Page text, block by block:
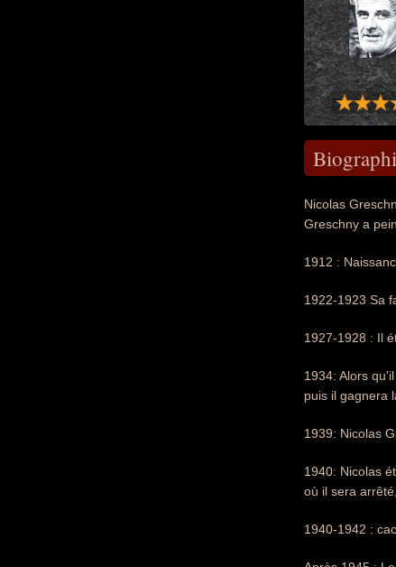
Nicolas
Greschny a
1912 :
1922-1923 Sa
1927-1928 : Il
1934: Alors
puis il gagnera
1939: Nicolas
1940: Nicolas
où il sera
1940-1942 :